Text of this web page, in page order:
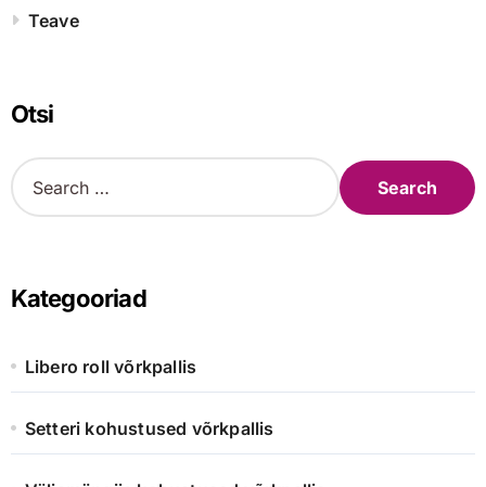
Teave
Otsi
S
e
h
f
r
Kategooriad
Libero roll võrkpallis
Setteri kohustused võrkpallis